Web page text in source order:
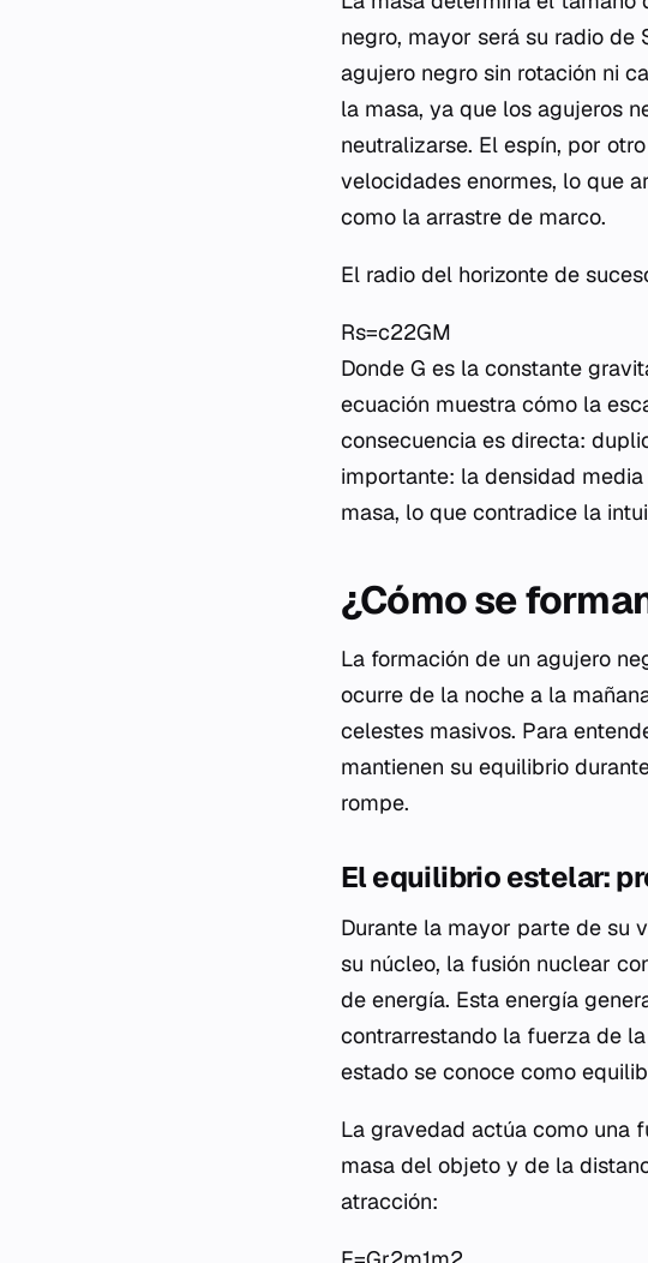
negro, mayor será su radio
agujero negro sin rotación ni
la masa, ya que los agujeros
neutralizarse. El espín, por
velocidades enormes, lo que
como la arrastre de marco.
El radio del horizonte de
Rs​=c22GM​
Donde G es la constante
ecuación muestra cómo la
consecuencia es directa:
importante: la densidad
masa, lo que contradice la
¿Cómo se
La formación de un agujero
ocurre de la noche a la
celestes masivos. Para
mantienen su equilibrio
rompe.
El equilibrio estelar:
Durante la mayor parte de su
su núcleo, la fusión nuclear
de energía. Esta energía
contrarrestando la fuerza de
estado se conoce como
La gravedad actúa como una
masa del objeto y de la
atracción: